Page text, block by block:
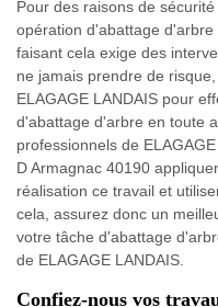
Pour des raisons de
opération d'abattage
faisant cela exige des
ne jamais prendre de
ELAGAGE LANDAIS pour
d'abattage d'arbre en toute
professionnels de
D Armagnac 40190
réalisation ce travail et
cela, assurez donc un
votre tâche d'abattage
de ELAGAGE LANDAIS.
Confiez-nous vos